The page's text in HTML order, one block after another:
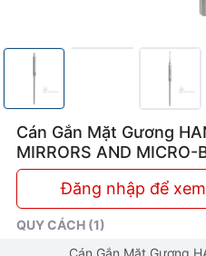
Cán Gắn Mặt Gương
MIRRORS AND
Đăng nhập để
QUY CÁCH (1)
Cán Gắn Mặt Gương